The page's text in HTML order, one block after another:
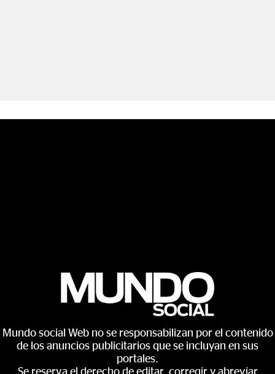
Mundo social Web no se responsabilizan por el contenido
de los anuncios publicitarios que se incluyan en sus
portales.